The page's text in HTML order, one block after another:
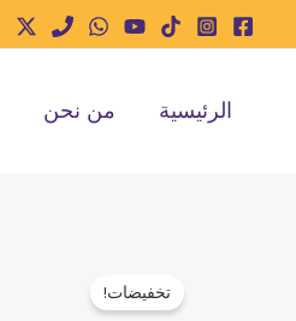
تخطي
إلى
الرئيسية من نحن
تخفيضات!